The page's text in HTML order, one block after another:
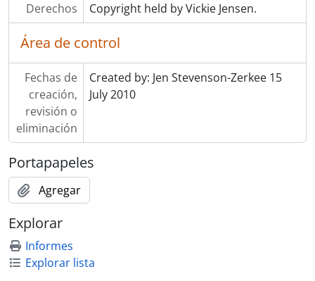
Derechos Copyright held by Vickie Jensen.
Área de control
Fechas de
creación,
revisión o
eliminación
Created by: Jen Stevenson-Zerkee 15
July 2010
Portapapeles
Agregar
Explorar
Informes
Explorar lista